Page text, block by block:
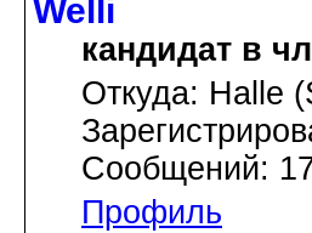
Welli
кандидат в
Откуда: Halle
Сообщений:
Профиль